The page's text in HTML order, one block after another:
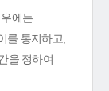
에는
를 통지하고,
을 정하여